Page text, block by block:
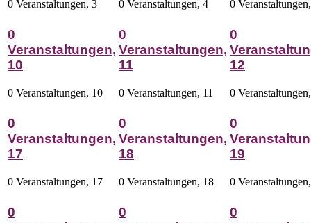
0 Veranstaltungen, 3 0 Veranstaltungen, 4 0
0
Veranstaltungen,
10
0 Veranstaltungen, 10
0
Veranstaltungen,
11
0 Veranstaltungen, 11
0
12
0
0
Veranstaltungen,
17
0 Veranstaltungen, 17
0
Veranstaltungen,
18
0 Veranstaltungen, 18
0
19
0
0
0
0